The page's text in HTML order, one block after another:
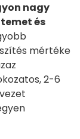
nagy
és
mértéke
2-6